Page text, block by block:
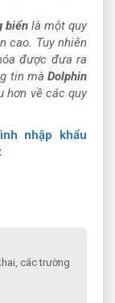
biển là một quy
cao. Tuy nhiên
được đưa ra
tin mà Dolphin
hơn về các quy
nhập khẩu
các trường